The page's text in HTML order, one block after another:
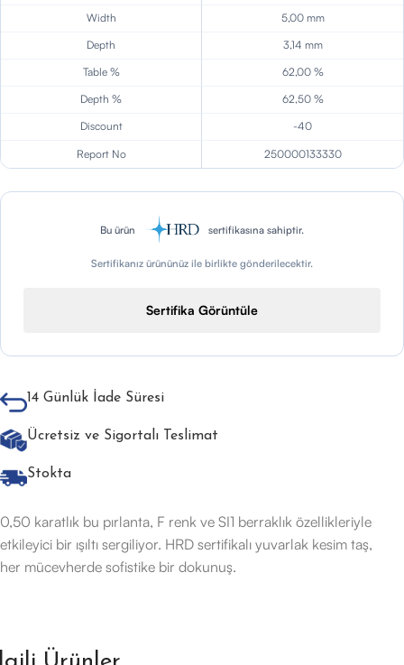
Width
5,00 mm
Depth
3,14 mm
Table %
62,00 %
Depth %
62,50 %
Discount
-40
Report No 250000133330
Bu ürün sertifikasına sahiptir.
Sertifikanız ürününüz ile birlikte gönderilecektir.
Sertifika Görüntüle
14 Günlük İade Süresi
Ücretsiz ve Sigortalı Teslimat
Stokta
0,50 karatlık bu pırlanta, F renk ve SI1 berraklık özellikleriyle
etkileyici bir ışıltı sergiliyor. HRD sertifikalı yuvarlak kesim taş,
her mücevherde sofistike bir dokunuş.